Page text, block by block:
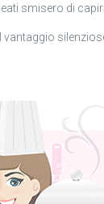
smisero di
vantaggio